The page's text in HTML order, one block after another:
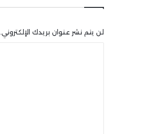
لن يتم نشر عنوان بريدك الإلكتروني.